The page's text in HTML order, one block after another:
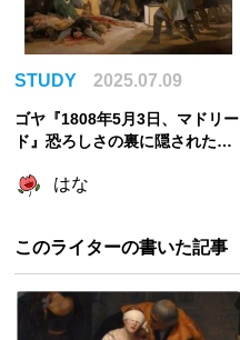
STUDY 2025.07.09
ゴヤ『1808年5月3日、マドリー
ド』恐ろしさの裏に隠された背
はな
このライターの書いた記事